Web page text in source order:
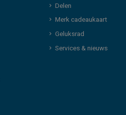
Delen
Merk cadeaukaart
Geluksrad
Services & nieuws